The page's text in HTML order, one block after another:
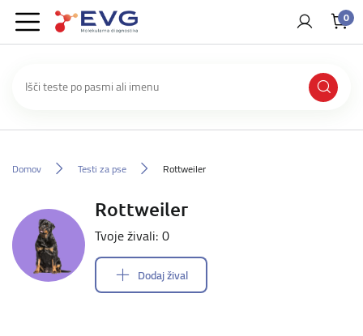
0
Domov Testi za pse Rottweiler
Rottweiler
Tvoje živali: 0
Dodaj žival